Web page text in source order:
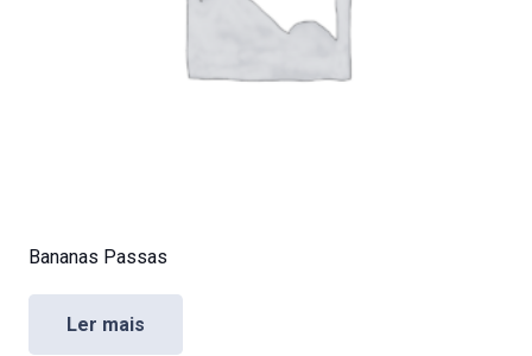
Bananas Passas
Ler mais